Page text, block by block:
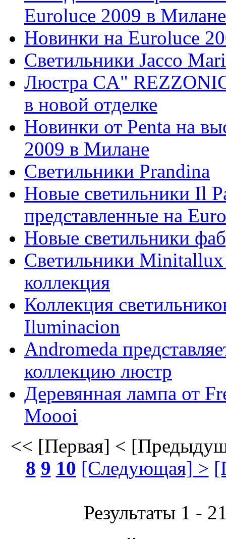
Euroluce 2009 в Милане
Новинки на Euroluce
Светильники Jacco
Люстра CA"
в новой отделке
Новинки от Penta на
2009 в Милане
Светильники Prandina
Новые светильники Il
представленные на
Новые светильники
Светильники
коллекция
Коллекция
Iluminacion
Andromeda
коллекцию люстр
Деревянная лампа от
Moooi
<< [Первая] <
8 9 10 [Следующая] >
Результаты 1 -